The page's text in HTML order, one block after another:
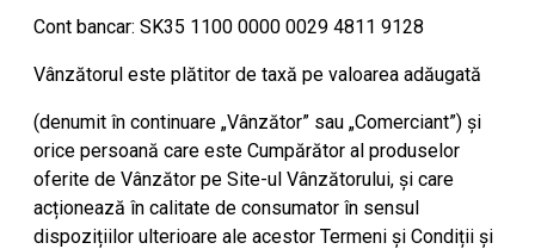
Cont bancar: SK35 1100 0000 0029 4811 9128
Vânzătorul este plătitor de taxă pe valoarea adăugată
(denumit în continuare „Vânzător” sau „Comerciant”) și
orice persoană care este Cumpărător al produselor
oferite de Vânzător pe Site-ul Vânzătorului, și care
acționează în calitate de consumator în sensul
dispozițiilor ulterioare ale acestor Termeni și Condiții și